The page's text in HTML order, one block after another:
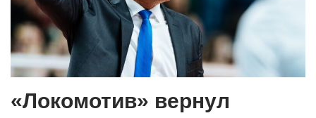
«Локомотив» вернул